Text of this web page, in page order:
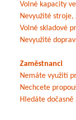
Volné kapacity
Nevyužité
Volné skladové
Nevyužité
Zaměstnanci
Nemáte využití
Nechcete
Hledáte dočasně